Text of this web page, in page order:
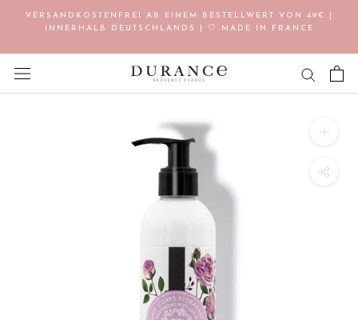
VERSANDKOSTENFREI AB EINEM BESTELLWERT VON 49€ |
INNERHALB DEUTSCHLANDS | 🤍 MADE IN FRANCE